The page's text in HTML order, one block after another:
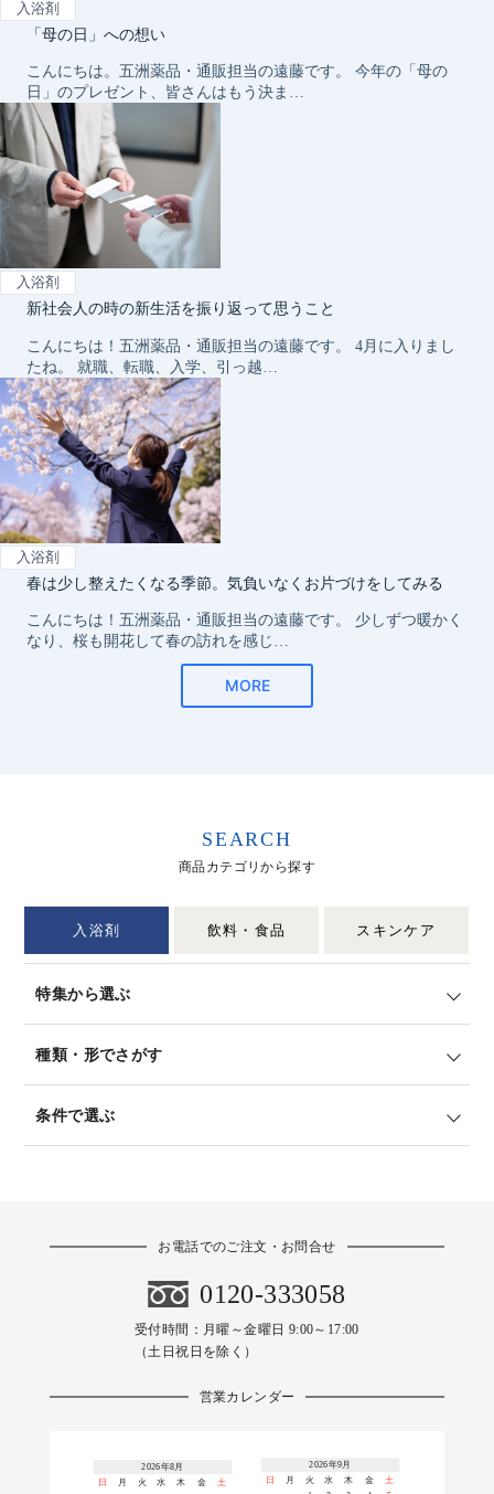
SEARCH
商品カテゴリから探す
入浴剤 飲料・食品 スキンケア
特集から選ぶ
種類・形でさがす
条件で選ぶ
お電話でのご注文・お問合せ
0120-333058
受付時間：月曜～金曜日 9:00～17:00
（土日祝日を除く）
営業カレンダー
2026年8月
日
月 火 水 木 金
土
2026年9月
日 月 火 水 木 金 土